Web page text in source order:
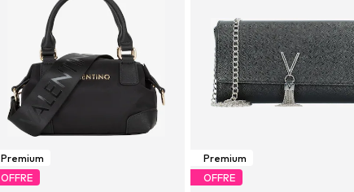
Premium
OFFRE
Premium
OFFRE